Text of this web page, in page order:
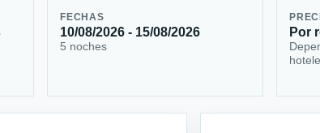
FECHAS
10/08/2026 - 15/08/2026
5 noches
Por